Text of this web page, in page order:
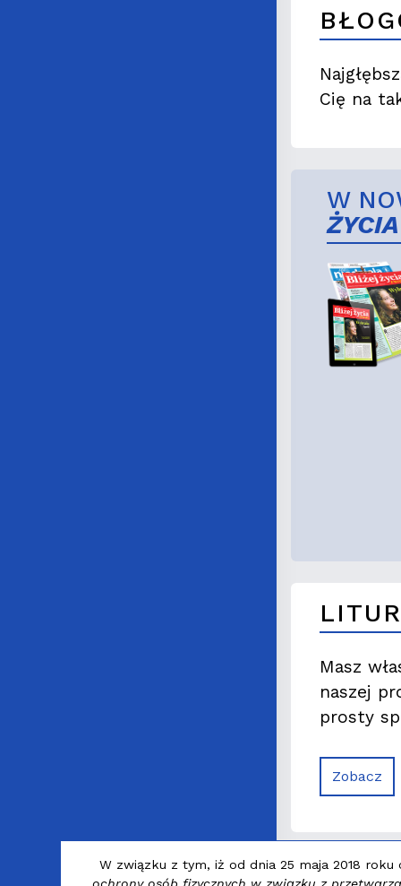
Cię na
W
Masz
naszej
prosty
Zobacz
W związku z tym, iż od dnia 25 maja 2018 roku